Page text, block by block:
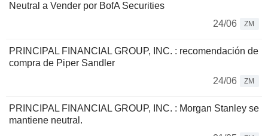
Neutral a Vender por BofA Securities
24/06
ZM
PRINCIPAL FINANCIAL GROUP, INC. : recomendación de
compra de Piper Sandler
24/06
ZM
PRINCIPAL FINANCIAL GROUP, INC. : Morgan Stanley se
mantiene neutral.